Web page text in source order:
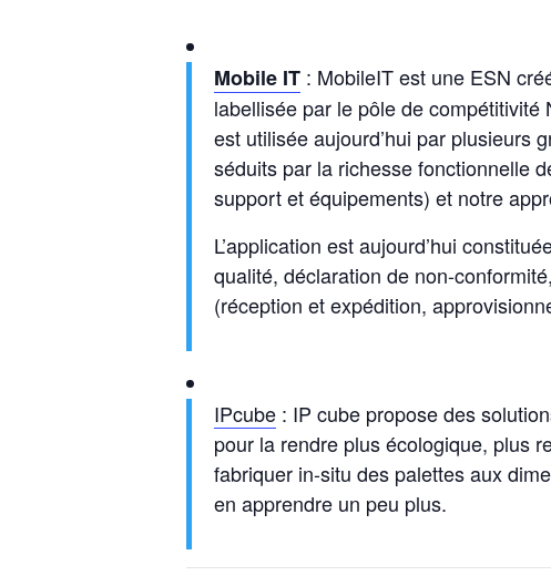
Mobile IT : MobileIT est une ESN
labellisée par le pôle de compétitivité
est utilisée aujourd’hui par plusieurs
séduits par la richesse fonctionnelle
support et équipements) et notre
L’application est aujourd’hui
qualité, déclaration de non-
(réception et expédition,
IPcube : IP cube propose des
pour la rendre plus écologique, plus
fabriquer in-situ des palettes aux
en apprendre un peu plus.